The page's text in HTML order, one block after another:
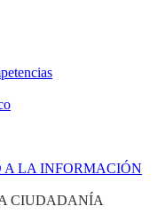
A LA INFORMACIÓN
CIUDADANÍA